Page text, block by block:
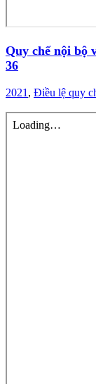
Quy chế nội bộ
36
2021 , Điều lệ quy